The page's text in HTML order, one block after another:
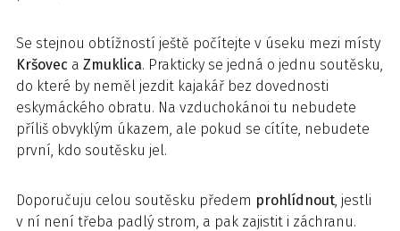
Se stejnou obtížností ještě počítejte v úseku mezi místy
Kršovec a Zmuklica. Prakticky se jedná o jednu soutěsku,
do které by neměl jezdit kajakář bez dovednosti
eskymáckého obratu. Na vzduchokánoi tu nebudete
příliš obvyklým úkazem, ale pokud se cítíte, nebudete
první, kdo soutěsku jel.
Doporučuju celou soutěsku předem prohlídnout, jestli
v ní není třeba padlý strom, a pak zajistit i záchranu.